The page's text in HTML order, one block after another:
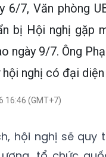
6/7, Văn phòng
bị Hội nghị gặp
ngày 9/7. Ông
nghị có đại
16:46 (GMT+7)
hội nghị sẽ